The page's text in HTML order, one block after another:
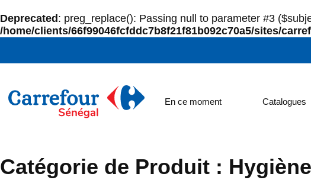
Deprecated : preg_replace(): Passing null to parameter #3
/home/clients/66f99046fcfddc7b8f21f81b092c70a5/sites/
En ce moment Catalogues
Catégorie de Produit :